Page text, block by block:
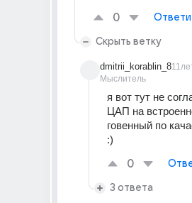
0
Скрыть ветку
dmitrii_korablin_8
Мыслитель
я вот тут не
ЦАП на
говенный по
:)
0
3 ответа